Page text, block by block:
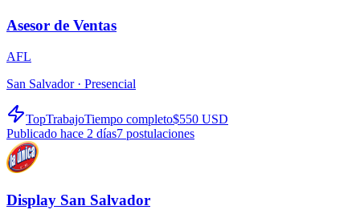
Asesor de Ventas
AFL
San Salvador · Presencial
TopTrabajoTiempo completo$550 USD
Publicado hace 2 días7 postulaciones
Display San Salvador